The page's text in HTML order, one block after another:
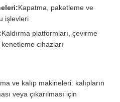
Kapatma, paketleme ve
işlevleri
Kaldırma platformları, çevirme
cihazları
ve kalıp makineleri: kalıpların
veya çıkarılması için